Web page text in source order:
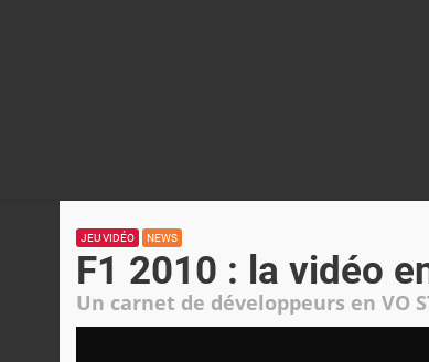
JEU VIDÉO NEWS
F1 2010 : la vidéo
Un carnet de développeurs en VO